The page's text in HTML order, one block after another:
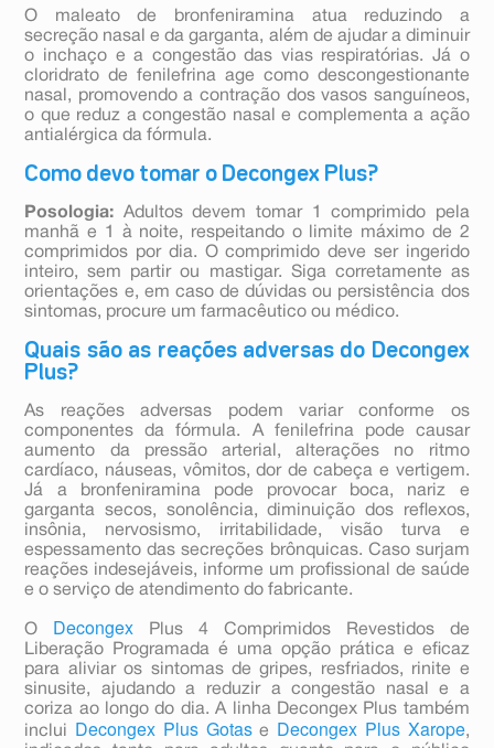
O maleato de bronfeniramina atua reduzindo a
secreção nasal e da garganta, além de ajudar a diminuir
o inchaço e a congestão das vias respiratórias. Já o
cloridrato de fenilefrina age como descongestionante
nasal, promovendo a contração dos vasos sanguíneos,
o que reduz a congestão nasal e complementa a ação
antialérgica da fórmula.
Como devo tomar o Decongex Plus?
Posologia: Adultos devem tomar 1 comprimido pela
manhã e 1 à noite, respeitando o limite máximo de 2
comprimidos por dia. O comprimido deve ser ingerido
inteiro, sem partir ou mastigar. Siga corretamente as
orientações e, em caso de dúvidas ou persistência dos
sintomas, procure um farmacêutico ou médico.
Quais são as reações adversas do Decongex
Plus?
As reações adversas podem variar conforme os
componentes da fórmula. A fenilefrina pode causar
aumento da pressão arterial, alterações no ritmo
cardíaco, náuseas, vômitos, dor de cabeça e vertigem.
Já a bronfeniramina pode provocar boca, nariz e
garganta secos, sonolência, diminuição dos reflexos,
insônia, nervosismo, irritabilidade, visão turva e
espessamento das secreções brônquicas. Caso surjam
reações indesejáveis, informe um profissional de saúde
e o serviço de atendimento do fabricante.
O Decongex Plus 4 Comprimidos Revestidos de
Liberação Programada é uma opção prática e eficaz
para aliviar os sintomas de gripes, resfriados, rinite e
sinusite, ajudando a reduzir a congestão nasal e a
coriza ao longo do dia. A linha Decongex Plus também
inclui Decongex Plus Gotase Decongex Plus Xarope,